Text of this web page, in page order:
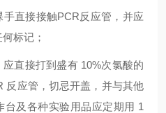
直接接触PCR反应管，并应
标记；
直接打到盛有 10%次氯酸的
反应管，切忌开盖，并与其他
台及各种实验用品应定期用 1